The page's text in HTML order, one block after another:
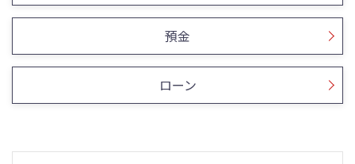
預金
ローン